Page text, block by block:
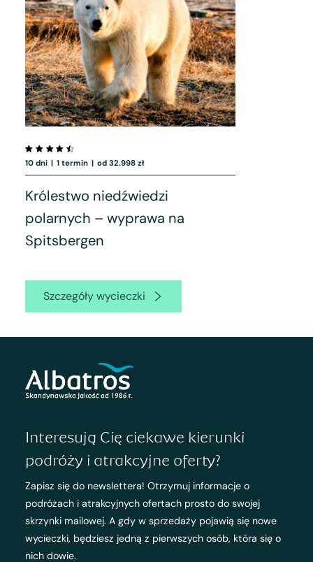
10 dni | 1 termin | od 32.998 zł
Królestwo niedźwiedzi
polarnych – wyprawa na
Spitsbergen
Szczegóły wycieczki
Interesują Cię ciekawe kierunki
podróży i atrakcyjne oferty?
Zapisz się do newslettera! Otrzymuj informacje o
podróżach i atrakcyjnych ofertach prosto do swojej
skrzynki mailowej. A gdy w sprzedaży pojawią się nowe
wycieczki, będziesz jedną z pierwszych osób, która się o
nich dowie.